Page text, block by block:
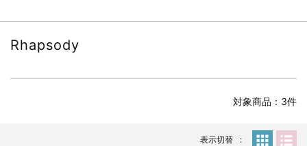
収録！
*NEW RELEASE (最新約3ヶ月)
リアム・ギャラガー / 2024年6月3日 カーディフ公演 IEM/AUD 完
スコーピオンズ / 2024年6月15日 リスボン公演 FHD 完全収録！
マネスキン / 2024年6月9日 ドイツ ROCK AM RING 公演 FHD 完
Rhapsody
対象商品：3件
表示切替